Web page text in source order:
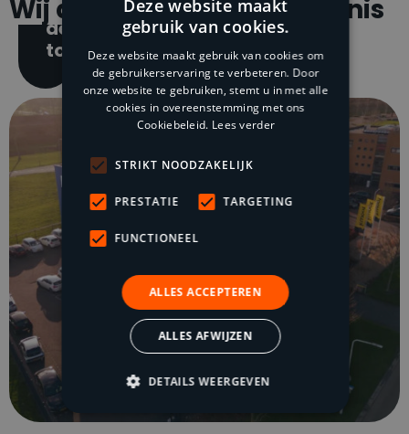
Wij delen graag onze kennis
klaar voor
de
toekomst!
Deze website maakt
gebruik van cookies.
Deze website maakt gebruik van cookies om
de gebruikerservaring te verbeteren. Door
onze website te gebruiken, stemt u in met alle
cookies in overeenstemming met ons
Cookiebeleid. Lees verder
STRIKT NOODZAKELIJK
PRESTATIE TARGETING
FUNCTIONEEL
ALLES ACCEPTEREN
ALLES AFWIJZEN
DETAILS WEERGEVEN